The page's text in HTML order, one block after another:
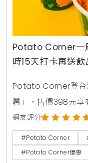
Potato Corner一
時15天打卡再送
Potato Corner登台
薯」，售價398元享
種風味粉。2026年8
大薯並完成社群打卡
以85元加購全台限
網友評分
#Potato Corner
#Potato Corner優惠